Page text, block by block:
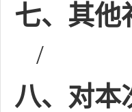
七、其他
/
八、对本